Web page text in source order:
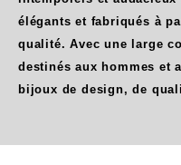
élégants et fabriqués à
qualité. Avec une large
destinés aux hommes et
bijoux de design, de